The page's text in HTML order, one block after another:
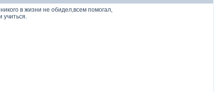
в жизни не обидел,всем помогал,
учиться.